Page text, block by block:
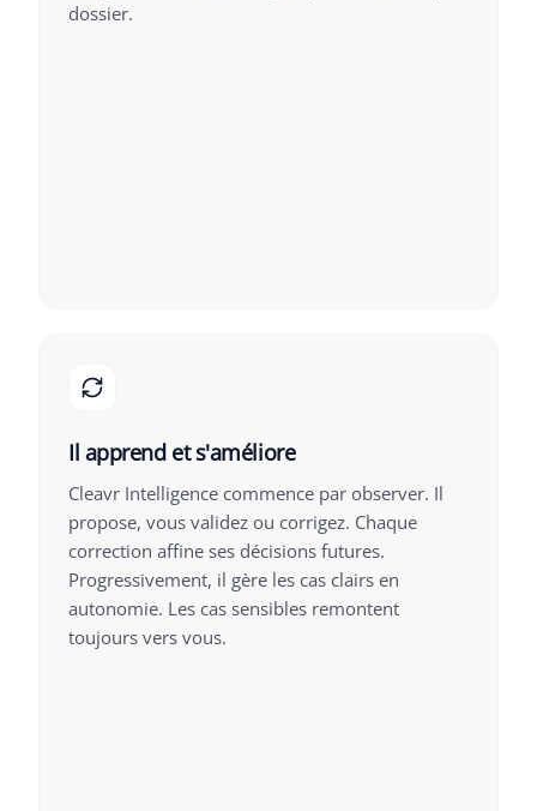
dossier.
Il apprend et s'améliore
Cleavr Intelligence commence par observer. Il
propose, vous validez ou corrigez. Chaque
correction affine ses décisions futures.
Progressivement, il gère les cas clairs en
autonomie. Les cas sensibles remontent
toujours vers vous.